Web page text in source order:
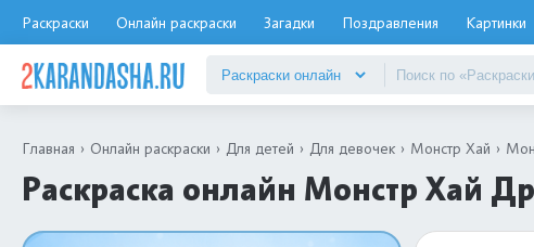
Раскраски Онлайн раскраски Загадки Поздравления Картинки
Главная Онлайн раскраски Для детей Для девочек Монстр Хай
Раскраска онлайн Монстр Хай